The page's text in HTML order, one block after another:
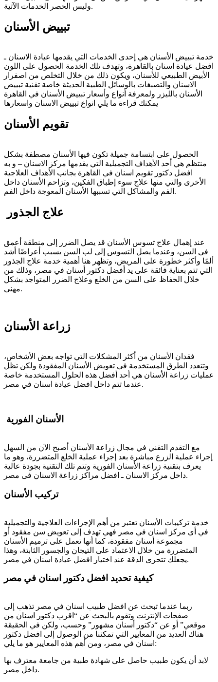
وليس الحصر الخدمات الآتية.
تبييض الأسنان
خدمة تبييض الأسنان هي إحدى الخدمات التي يقدمها عيادة الاسنان ـ
افضل عيادة اسنان بالقاهرة، وتهدف تلك الخدمة الحصول على اللون
الأبيض الطبيعي للأسنان، ويكون ذلك من خلال التخلص من اصفرار
الاسنان والتصبغات بالوسائل الطبية الحديثة خاصة تقنية تبييض
الأسنان بالليزر ولمعرفة أنواع وأسعار تبييض الأسنان في القاهرة
يمكنك قراءة ما يلي انواع تبييض الاسنان واسعارها
تقويم الأسنان
الحصول على ابتسامة جميلة تكون فيها الأسنان مصطفة بشكل
منتظم هي أحد الأهداف التجميلية التي يقدمها مركز الاسنان – و به
افضل دكتور تقويم اسنان في القاهرة بجانب الأهداف العلاجية
الأخرى والتي منها علاج سوء إطباق الفكين، وتزاحم الأسنان داخل
الفم والمشاكل التي تسببها الأسنان المعوجة داخل الفم.
علاج الجذور
عند إهمال علاج تسوس الأسنان قد يصل الضرر إلى منطقة أعمق
في السن، وعندما يصل التسوس إلى لب السن يسبب أعراضًا أشد
ألمًا وأكثر خطورة على المريض، وتظهر هنا أهمية خدمة علاج الجذور
التي تتم بعناية فائقة على يد أفضل دكتور أسنان في مصر، وذلك من
خلال الحفاظ على السن من الخلع وعلاج الضرر المتواجد بشكل
مهني.
زراعة الأسنان
فقدان الأسنان من أكثر المشكلات التي تواجه بعض الأشخاص،
وتتعدد الطرق المستخدمة في تعويض الأسنان المفقودة ولكن تظل
عمليات زراعة الأسنان هي أحد أفضل هذه الحلول المستخدمة خاصة
عندما تتم داخل افضل عيادة اسنان في مصر.
الأسنان الفورية
مع التقدم التقني في مجال زراعة الأسنان أصبح الآن من السهل
إجراء عملية الزرع مباشرة بعد إجراء عملية الخلع المتضررة، وهو ما
يعرف بتقنية زراعة الأسنان الفورية وتتم تلك التقنية بجودة عالية
داخل مركز الاسنان ـ افضل مراكز زراعة الاسنان فى مصر.
تركيب الأسنان
خدمة تركيبات الأسنان تعتبر من أهم الإجراءات العلاجية والتجميلية
في أي مركز اسنان في مصر فهي تهدف إلى تعويض سن مفقود أو
مجموعة أسنان مفقودة، كما أنها تعمل على ترميم الأسنان
المتضررة من خلال الاعتماد على التيجان والجسور الثابتة، وهذا
يجعلك تتحرى الدقة عند اختيار افضل عيادة اسنان في مصر.
كيفية تحديد افضل دكتور اسنان في مصر
ربما عندما تبحث عن افضل طبيب اسنان في مصر تذهب إلى
صفحات الإنترنت وتقوم بالبحث عن “اقرب دكتور اسنان من
موقعي” أو عن “دكتور أسنان مشهور” وحسب، ولكن في الحقيقة
هناك العديد من المعايير التي تمكننا من الوصول إلى افضل دكتور
اسنان في مصر، ومن أهم هذه المعايير هو ما يلي:
لابد أن يكون طبيب حاصل على شهادة طبية من جامعة معترف بها
داخل مصر.